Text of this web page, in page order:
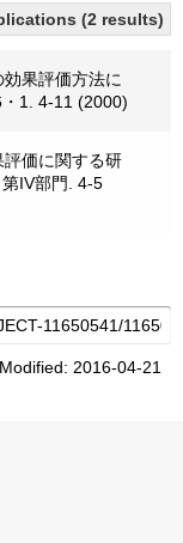
(2 results)
果評価方法に
1. 4-11 (2000)
価に関する研
IV部門. 4-5
2016-04-21